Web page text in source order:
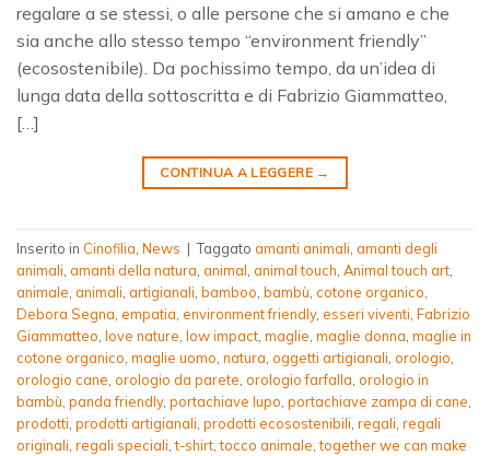
regalare a se stessi, o alle persone che si amano e che
sia anche allo stesso tempo “environment friendly”
(ecosostenibile). Da pochissimo tempo, da un’idea di
lunga data della sottoscritta e di Fabrizio Giammatteo,
[…]
CONTINUA A LEGGERE →
Inserito in Cinofilia News | Taggato amanti animali amanti degli
animali amanti della natura animal animal touch Animal touch art
animale animali artigianali bamboo bambù cotone organico
Debora Segna empatia environment friendly, esseri viventi Fabrizio
Giammatteo love nature low impact maglie maglie donna maglie in
cotone organico maglie uomo natura oggetti artigianali orologio
orologio cane orologio da parete orologio farfalla orologio in
bambù panda friendly, portachiave lupo portachiave zampa di cane
prodotti prodotti artigianali prodotti ecosostenibili regali regali
originali regali speciali ,t-shirt ,tocco animale ,together we can make